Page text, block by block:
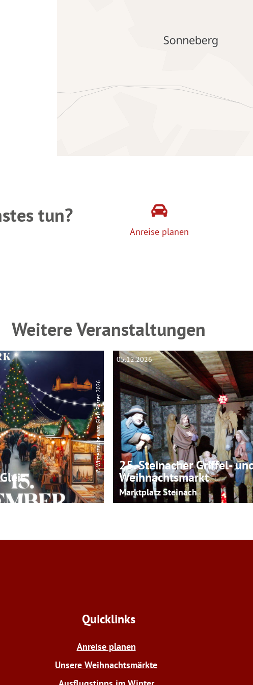
tun?
Anreise planen
Weitere Veranstaltungen
© Winterzauber Am Gleis Poster 2026
05.12.2026
25. Steinacher Griffel-
Weihnachtsmarkt
Marktplatz Steinach
Quicklinks
Anreise planen
Unsere Weihnachtsmärkte